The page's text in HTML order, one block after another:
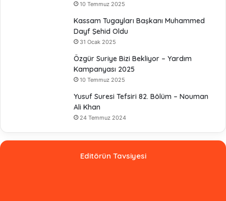
10 Temmuz 2025
Kassam Tugayları Başkanı Muhammed
Dayf Şehid Oldu
31 Ocak 2025
Özgür Suriye Bizi Bekliyor – Yardım
Kampanyası 2025
10 Temmuz 2025
Yusuf Suresi Tefsiri 82. Bölüm – Nouman
Ali Khan
24 Temmuz 2024
Editörün Tavsiyesi